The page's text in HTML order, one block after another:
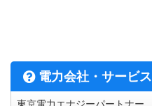
電力会社・サービス